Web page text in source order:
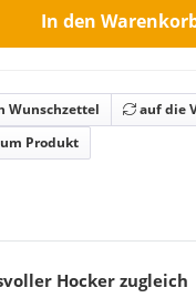
In den
Wunschzettel
auf die
Produkt
Hocker zugleich